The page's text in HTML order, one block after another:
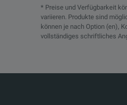
* Preise und Verfügbarkeit
variieren. Produkte sind
können je nach Option (en),
vollständiges schriftliches